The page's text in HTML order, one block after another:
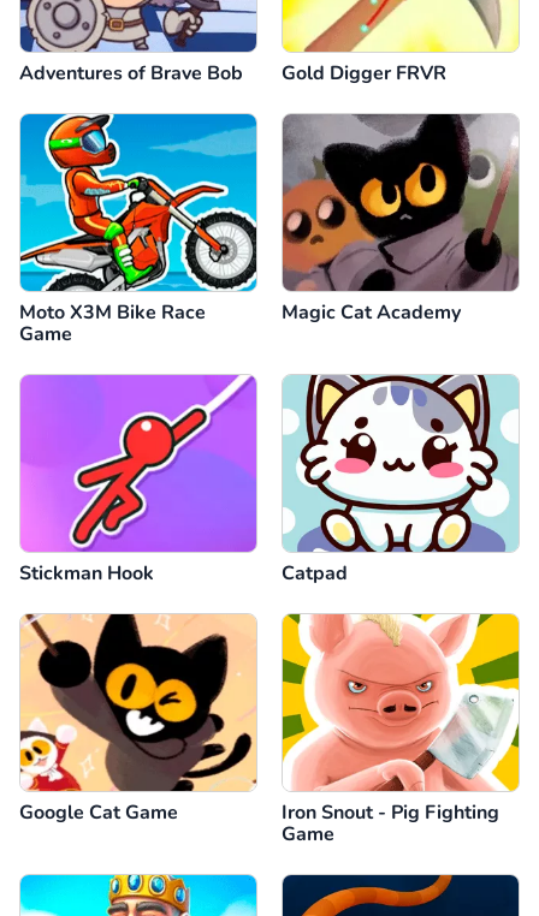
Adventures of Brave Bob Gold Digger FRVR
Moto X3M Bike Race
Game
Magic Cat Academy
Stickman Hook Catpad
Google Cat Game
Iron Snout - Pig Fighting
Game